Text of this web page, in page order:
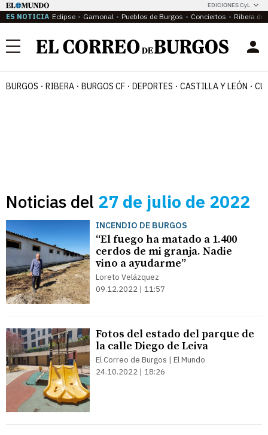
EDICIONES CyL
ES NOTICIA Eclipse Gamonal Pueblos de Burgos Conciertos Ribera del
Menú
BURGOS RIBERA BURGOS CF DEPORTES CASTILLA Y LEÓN
Noticias del 27 de julio de 2022
INCENDIO DE BURGOS
“El fuego ha matado a 1.400
cerdos de mi granja. Nadie
vino a ayudarme”
Loreto Velázquez
09.12.2022 | 11:57
Fotos del estado del parque de
la calle Diego de Leiva
El Correo de Burgos | El Mundo
24.10.2022 | 18:26